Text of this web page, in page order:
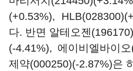
(+0.53%), HLB(028300)
다. 반면 알테오젠(196170)
(-4.41%), 에이비엘바이
제약(000250)(-2.87%)은